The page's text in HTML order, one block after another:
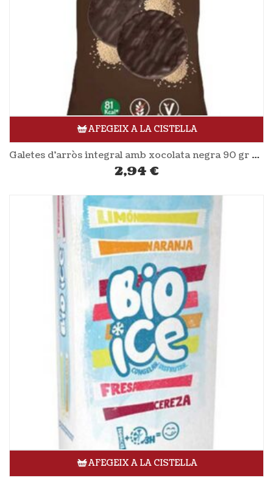
AFEGEIX A LA CISTELLA
Galetes d’arròs integral amb xocolata negra 90 gr EL GRANERO
2,94 €
AFEGEIX A LA CISTELLA